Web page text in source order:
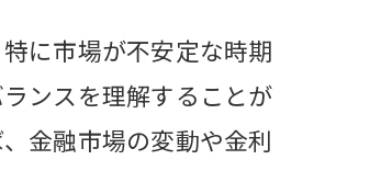
に市場が不安定な時期
ンスを理解することが
金融市場の変動や金利